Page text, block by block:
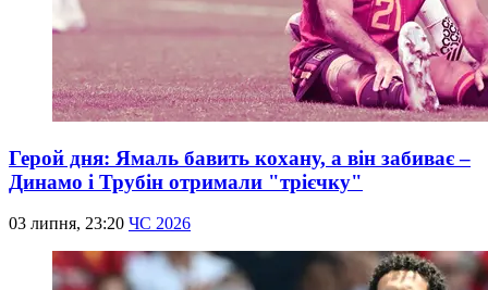
Герой дня: Ямаль бавить кохану, а він забиває –
Динамо і Трубін отримали "трієчку"
03 липня, 23:20 ЧС 2026